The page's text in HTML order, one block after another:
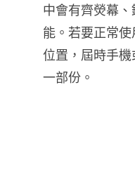
中會有齊熒幕
能。若要正常
位置，屆時手
一部份。